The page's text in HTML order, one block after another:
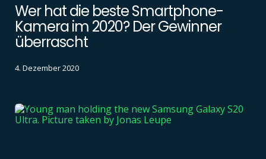
Wer hat die beste Smartphone-
Kamera im 2020? Der Gewinner
überrascht
4. Dezember 2020